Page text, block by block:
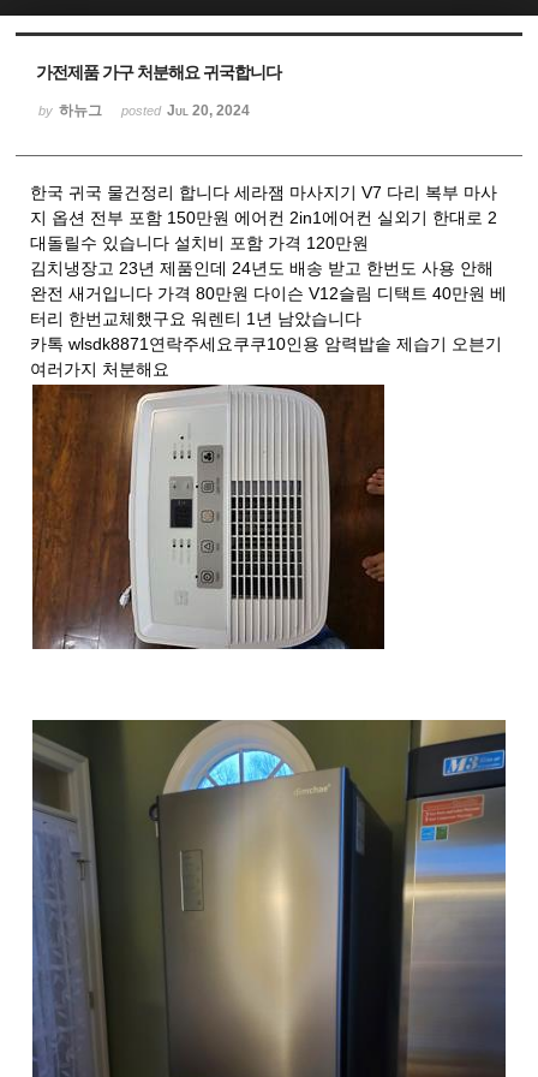
가전제품 가구 처분해요 귀국합니다
by 하뉴그 posted Jul 20, 2024
한국 귀국 물건정리 합니다 세라잼 마사지기 V7 다리 복부 마사
지 옵션 전부 포함 150만원 에어컨 2in1에어컨 실외기 한대로 2
대돌릴수 있습니다 설치비 포함 가격 120만원
김치냉장고 23년 제품인데 24년도 배송 받고 한번도 사용 안해
완전 새거입니다 가격 80만원 다이슨 V12슬림 디택트 40만원 베
터리 한번교체했구요 워렌티 1년 남았습니다
카톡 wlsdk8871연락주세요쿠쿠10인용 암력밥솥 제습기 오븐기
여러가지 처분해요
Sketchbook5, 스케치북5